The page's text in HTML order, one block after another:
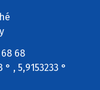
68
, 5,9153233 °